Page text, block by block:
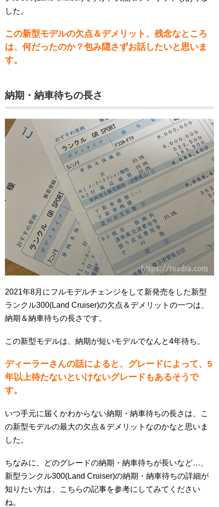
した。
この新型モデルの欠点＆デメリット、残念なところ
は、何だったのか？包み隠さずお話したいと思いま
す。
納期・納車待ちの長さ
2021年8月にフルモデルチェンジをして新発売をした新型
ランクル300(Land Cruiser)の欠点＆デメリットの一つは、
納期＆納車待ちの長さです。
この新型モデルは、納期が短いモデルでなんと4年待ち。
ディーラーさんの話によると、グレードによって、5
年以上待たないといけないグレードもあるそうで
す。
いつ手元に届くかわからない納期・納車待ちの長さは、こ
の新型モデルの最大の欠点＆デメリットなのかなと思いま
した。
ちなみに、どのグレードの納期・納車待ちが長いなど…、
新型ランクル300(Land Cruiser)の納期・納車待ちの詳細が
知りたい方は、こちらの記事を参考にしてみてください
ね。